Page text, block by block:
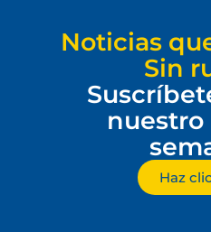
Noticias
Sin
Haz